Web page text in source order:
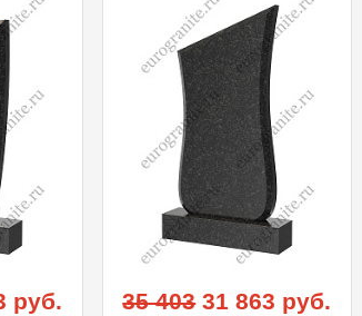
руб. 35 40331 863 руб.